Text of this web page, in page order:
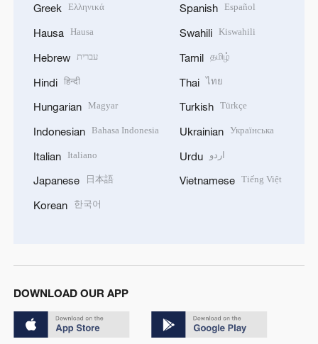
Greek Ελληνικά
Hausa Hausa
Hebrew עברית
Hindi हिन्दी
Hungarian Magyar
Indonesian Bahasa Indonesia
Italian Italiano
Japanese 日本語
Korean 한국어
Spanish Español
Swahili Kiswahili
Tamil தமிழ்
Thai ไทย
Turkish Türkçe
Ukrainian Українська
Urdu اردو
Vietnamese Tiếng Việt
DOWNLOAD OUR APP